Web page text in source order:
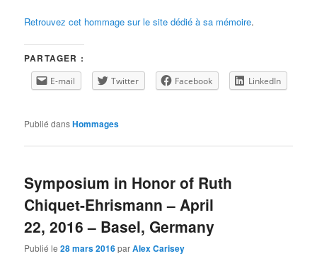
Retrouvez cet hommage sur le site dédié à sa mémoire.
PARTAGER :
E-mail Twitter Facebook LinkedIn
Publié dansHommages
Symposium in Honor of Ruth
Chiquet-Ehrismann – April
22, 2016 – Basel, Germany
Publié le28 mars 2016parAlex Carisey